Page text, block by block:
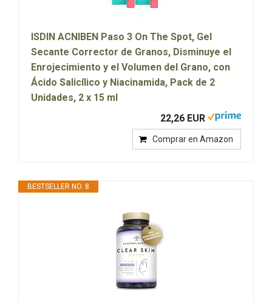
ISDIN ACNIBEN Paso 3 On The Spot, Gel
Secante Corrector de Granos, Disminuye el
Enrojecimiento y el Volumen del Grano, con
Ácido Salicílico y Niacinamida, Pack de 2
Unidades, 2 x 15 ml
22,26 EUR
Comprar en Amazon
BESTSELLER NO. 8